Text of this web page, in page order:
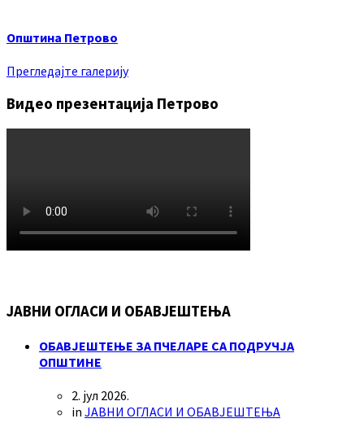
Општина Петрово
Прегледајте галерију
Видео презентација Петрово
ЈАВНИ ОГЛАСИ И ОБАВЈЕШТЕЊА
ОБАВЈЕШТЕЊЕ ЗА ПЧЕЛАРЕ СА ПОДРУЧЈА
ОПШТИНЕ
2. јул 2026.
in ЈАВНИ ОГЛАСИ И ОБАВЈЕШТЕЊА